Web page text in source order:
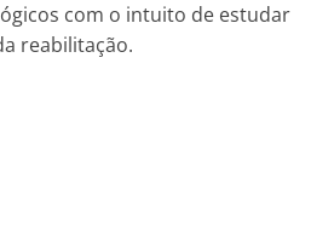
com o intuito de estudar
reabilitação.